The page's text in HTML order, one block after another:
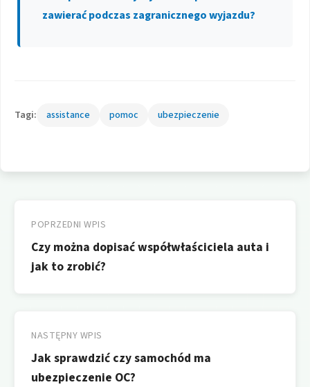
zawierać podczas zagranicznego wyjazdu?
Tagi: assistance pomoc ubezpieczenie
wpisu
POPRZEDNI WPIS
Czy można dopisać współwłaściciela auta i
jak to zrobić?
NASTĘPNY WPIS
Jak sprawdzić czy samochód ma
ubezpieczenie OC?